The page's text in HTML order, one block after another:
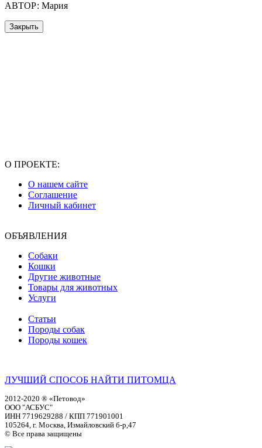
АВТОР: Мария
Закрыть
О ПРОЕКТЕ:
О нашем сайте
Соглашение
Личный кабинет
ОБЪЯВЛЕНИЯ
Собаки
Кошки
Другие животные
Товары для животных
Услуги
Статьи
Породы собак
Породы кошек
ЛУЧШИЙ СПОСОБ НАЙТИ ПИТОМЦА
2012-2020 ® «Петовод»
ООО "АСБУС"
ИНН 7719629288 / КПП 771901001
105264, г. Москва, Измайловский б-р,47
© Все права защищены